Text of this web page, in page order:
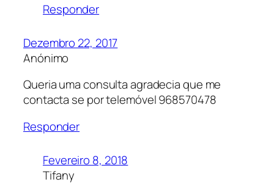
Responder
Dezembro 22, 2017
Anónimo
Queria uma consulta agradecia que me
contacta se por telemóvel 968570478
Responder
Fevereiro 8, 2018
Tifany